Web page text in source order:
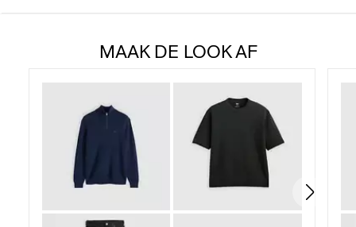
beoordelingen
MAAK DE LOOK AF